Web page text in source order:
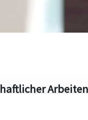
Arbeiten
logischen